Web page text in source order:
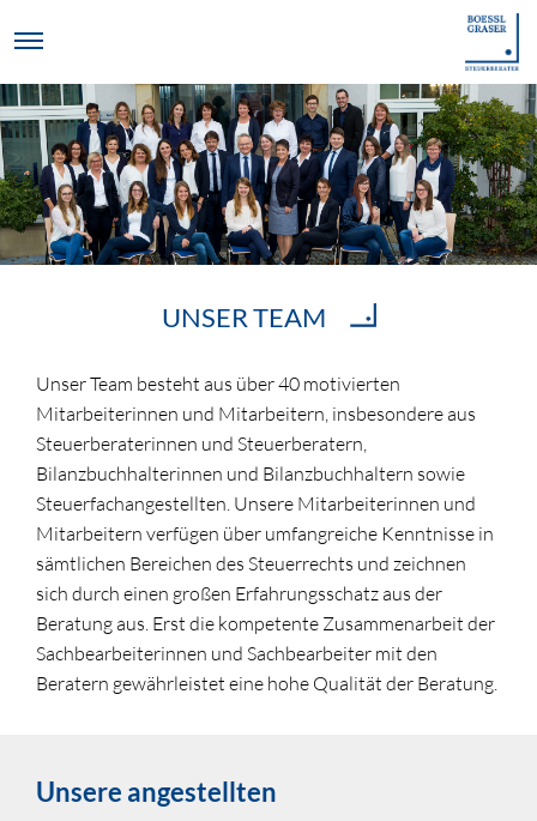
UNSER TEAM
Unser Team besteht aus über 40 motivierten
Mitarbeiterinnen und Mitarbeitern, insbesondere aus
Steuerberaterinnen und Steuerberatern,
Bilanzbuchhalterinnen und Bilanzbuchhaltern sowie
Steuerfachangestellten. Unsere Mitarbeiterinnen und
Mitarbeitern verfügen über umfangreiche Kenntnisse in
sämtlichen Bereichen des Steuerrechts und zeichnen
sich durch einen großen Erfahrungsschatz aus der
Beratung aus. Erst die kompetente Zusammenarbeit der
Sachbearbeiterinnen und Sachbearbeiter mit den
Beratern gewährleistet eine hohe Qualität der Beratung.
Unsere angestellten